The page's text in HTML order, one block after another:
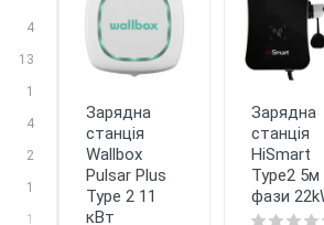
4
13
1
4
2
1
1
Зарядна
станція
Wallbox
Pulsar Plus
Type 2 11
кВт
Зарядна
станція
HiSmart
Type2 5м
фази